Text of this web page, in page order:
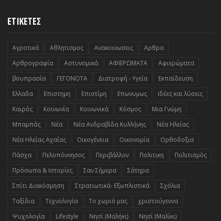
ΕΤΙΚΕΤΕΣ
Αγροτικά Αθλητισμος Ανακοινωσεις
Αρθρα
Αρθρογραφία
Αστυνομικά ΑΦΙΕΡΩΜΑΤΑ
Αφιερώματα
βουπρασία
ΓΕΓΟΝΟΤΑ Διατροφή - Υγεία
Εκπαίδευση
Ελλαδα
Επιστημη Επιστίμη Επωνυμως
Ιδέες και λύσεις
Καιρός
Κοινωνία Κοινωνικά Κόσμος
Μια Γνώμη
Μπαμπάς
Νέα Νέα Ανδραβίδα Κυλλήνης
Νέα Ηλείας
Νέα Ηλείας Αχαΐας
Οικογένεια Οικονομία
Ορθοδοξια
Πάσχα
Πελοπόννησος Περιβάλλον Πολιτικη
Πολιτισμός
Πρόσωπα & Ιστορίες
Σαν Σήμερα
Σάτηρα
Σπίτι Διακόσμηση
Στρατιωτικά- Εξωπλιστικά
Σχόλια
Ταξίδια
Τεχνολογία Το χωριό μας
χριστούγεννα
Ψυχολογία
Lifestyle Nησί (Μαλήκι)
Nησί (Μαλίκι)